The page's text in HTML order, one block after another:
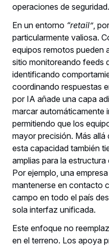
operaciones de seguridad.
En un entorno “retail”,
particularmente valiosa.
equipos remotos pueden
sitio monitoreando feeds
identificando
coordinando respuestas
por IA añade una capa
marcar automáticamente
permitiendo que los
mayor precisión. Más
esta capacidad también
amplias para la
Por ejemplo, una
mantenerse en contacto
campo en todo el país
sola interfaz unificada.
Este enfoque no
en el terreno. Los apoya